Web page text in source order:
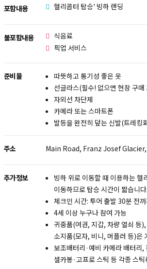
포함내용 헬리콥터 탑승' 빙하 랜딩
불포함내용
식음료
픽업 서비스
준비물
따뜻하고 통기성 좋은 옷
선글라스(필수! 없으면 현장 구매
자외선 차단제
카메라 또는 스마트폰
발등을 완전히 덮는 신발(트레킹
주소 Main Road, Franz Josef Glacier,
추가정보
빙하 위로 이동할 때 이용하는 헬
이동하므로 탑승 시간이 짧습니다.
체크인 시간: 투어 출발 30분 전
4세 이상 누구나 참여 가능
귀중품(여권, 지갑, 차량 열쇠 등
소지품(모자, 비니, 머플러 등)은
보조배터리·예비 카메라 배터리,
셀카봉·고프로 스틱 등 각종 스